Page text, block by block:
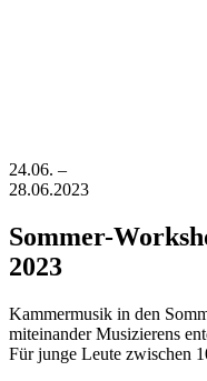
24.06. –
28.06.2023
Sommer-
2023
Kammermusik in den
miteinander Musizierens
Für junge Leute zwischen